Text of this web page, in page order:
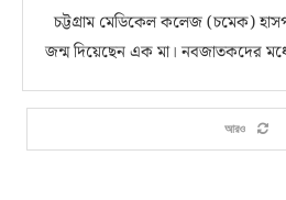
চট্টগ্রাম মেডিকেল কলেজ (চমেক)
জন্ম দিয়েছেন এক মা। নবজাতকদের
আরও